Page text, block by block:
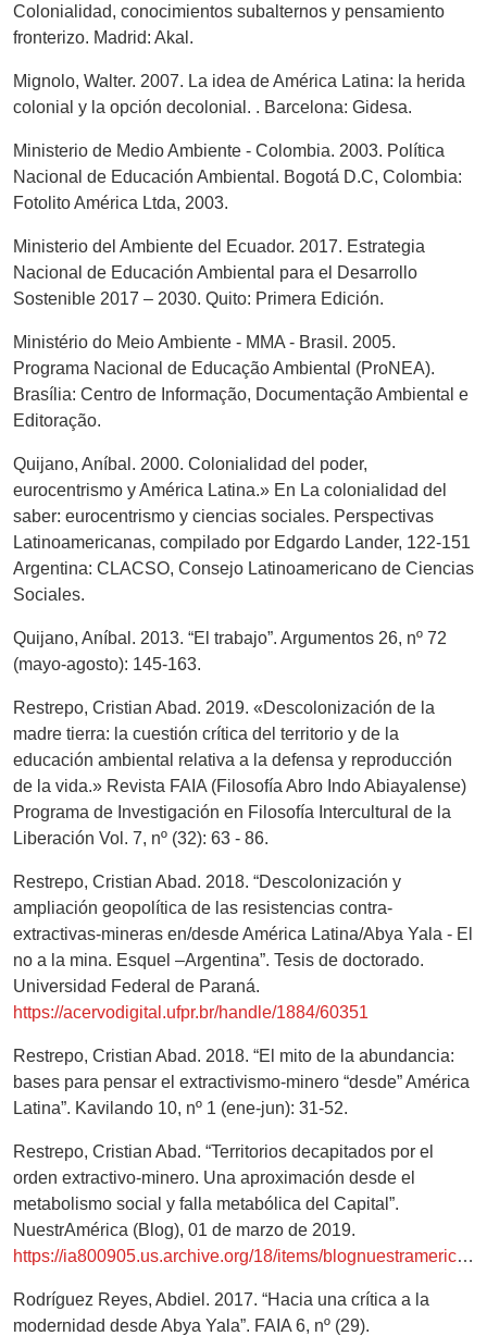
Colonialidad, conocimientos subalternos y pensamiento
fronterizo. Madrid: Akal.
Mignolo, Walter. 2007. La idea de América Latina: la herida
colonial y la opción decolonial. . Barcelona: Gidesa.
Ministerio de Medio Ambiente - Colombia. 2003. Política
Nacional de Educación Ambiental. Bogotá D.C, Colombia:
Fotolito América Ltda, 2003.
Ministerio del Ambiente del Ecuador. 2017. Estrategia
Nacional de Educación Ambiental para el Desarrollo
Sostenible 2017 – 2030. Quito: Primera Edición.
Ministério do Meio Ambiente - MMA - Brasil. 2005.
Programa Nacional de Educação Ambiental (ProNEA).
Brasília: Centro de Informação, Documentação Ambiental e
Editoração.
Quijano, Aníbal. 2000. Colonialidad del poder,
eurocentrismo y América Latina.» En La colonialidad del
saber: eurocentrismo y ciencias sociales. Perspectivas
Latinoamericanas, compilado por Edgardo Lander, 122-151
Argentina: CLACSO, Consejo Latinoamericano de Ciencias
Sociales.
Quijano, Aníbal. 2013. “El trabajo”. Argumentos 26, nº 72
(mayo-agosto): 145-163.
Restrepo, Cristian Abad. 2019. «Descolonización de la
madre tierra: la cuestión crítica del territorio y de la
educación ambiental relativa a la defensa y reproducción
de la vida.» Revista FAIA (Filosofía Abro Indo Abiayalense)
Programa de Investigación en Filosofía Intercultural de la
Liberación Vol. 7, nº (32): 63 - 86.
Restrepo, Cristian Abad. 2018. “Descolonización y
ampliación geopolítica de las resistencias contra-
extractivas-mineras en/desde América Latina/Abya Yala - El
no a la mina. Esquel –Argentina”. Tesis de doctorado.
Universidad Federal de Paraná.
https://acervodigital.ufpr.br/handle/1884/60351
Restrepo, Cristian Abad. 2018. “El mito de la abundancia:
bases para pensar el extractivismo-minero “desde” América
Latina”. Kavilando 10, nº 1 (ene-jun): 31-52.
Restrepo, Cristian Abad. “Territorios decapitados por el
orden extractivo-minero. Una aproximación desde el
metabolismo social y falla metabólica del Capital”.
NuestrAmérica (Blog), 01 de marzo de 2019.
https://ia800905.us.archive.org/18/items/blognuestramerica27/27.pdf
Rodríguez Reyes, Abdiel. 2017. “Hacia una crítica a la
modernidad desde Abya Yala”. FAIA 6, nº (29).